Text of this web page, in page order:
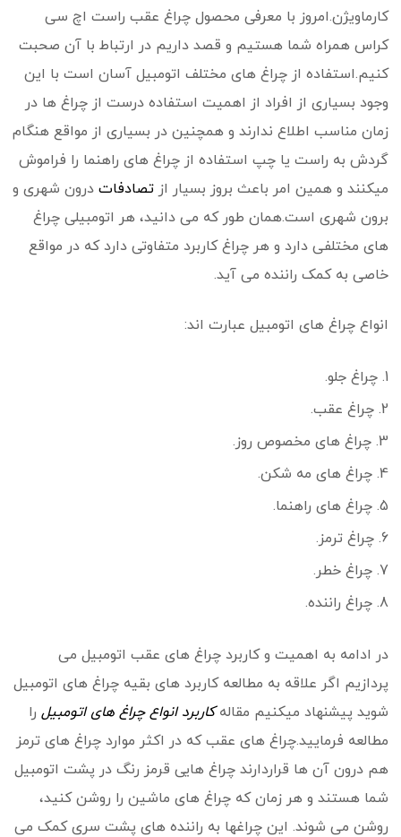
کارماویژن.امروز با معرفی محصول چراغ عقب راست اچ سی
کراس همراه شما هستیم و قصد داریم در ارتباط با آن صحبت
کنیم.استفاده از چراغ های مختلف اتومبیل آسان است با این
وجود بسیاری از افراد از اهمیت استفاده درست از چراغ ها در
زمان مناسب اطلاع ندارند و همچنین در بسیاری از مواقع هنگام
گردش به راست یا چپ استفاده از چراغ های راهنما را فراموش
میکنند و همین امر باعث بروز بسیار از تصادفات درون شهری و
برون شهری است.همان طور که می دانید، هر اتومبیلی چراغ
های مختلفی دارد و هر چراغ کاربرد متفاوتی دارد که در مواقع
خاصی به کمک راننده می آید.
انواع چراغ های اتومبیل عبارت اند:
چراغ جلو.
چراغ عقب.
چراغ های مخصوص روز.
چراغ های مه شکن.
چراغ های راهنما.
چراغ ترمز.
چراغ خطر.
چراغ راننده.
در ادامه به اهمیت و کاربرد چراغ های عقب اتومبیل می
پردازیم اگر علاقه به مطالعه کاربرد های بقیه چراغ های اتومبیل
شوید پیشنهاد میکنیم مقالهکاربرد انواع چراغ های اتومبیل را
مطالعه فرمایید.چراغ های عقب که در اکثر موارد چراغ های ترمز
هم درون آن ها قراردارند چراغ هایی قرمز رنگ در پشت اتومبیل
شما هستند و هر زمان که چراغ های ماشین را روشن کنید،
روشن می شوند. این چراغها به راننده های پشت سری کمک می